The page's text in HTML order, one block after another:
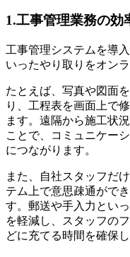
1.工事管理業務の効
工事管理システムを導
いったやり取りをオン
たとえば、写真や図面
り、工程表を画面上で
ます。遠隔から施工状
ことで、コミュニケー
につながります。
また、自社スタッフだ
テム上で意思疎通がで
す。郵送や手入力とい
を軽減し、スタッフの
どに充てる時間を確保